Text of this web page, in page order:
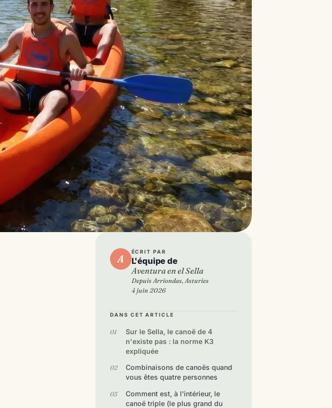
A
ÉCRIT PAR
L'équipe de
Aventura en el Sella
Depuis Arriondas, Asturies
4 juin 2026
DANS CET ARTICLE
Sur le Sella, le canoë de 4
n'existe pas : la norme K3
expliquée
Combinaisons de canoës quand
vous êtes quatre personnes
Comment est, à l'intérieur, le
canoë triple (le plus grand du